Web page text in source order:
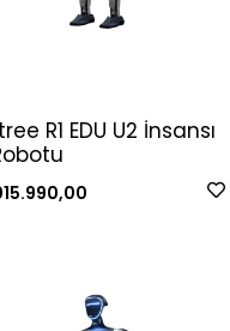
R1 EDU U2 İnsansı